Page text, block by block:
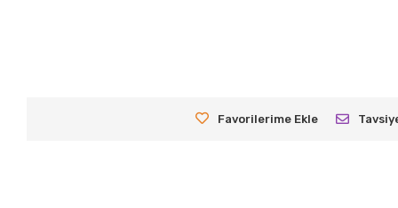
Favorilerime Ekle